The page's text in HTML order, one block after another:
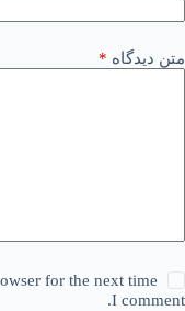
متن دیدگاه *
for the next time
I comment.